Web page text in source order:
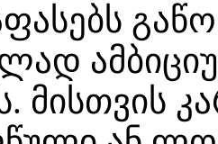
მისთვის